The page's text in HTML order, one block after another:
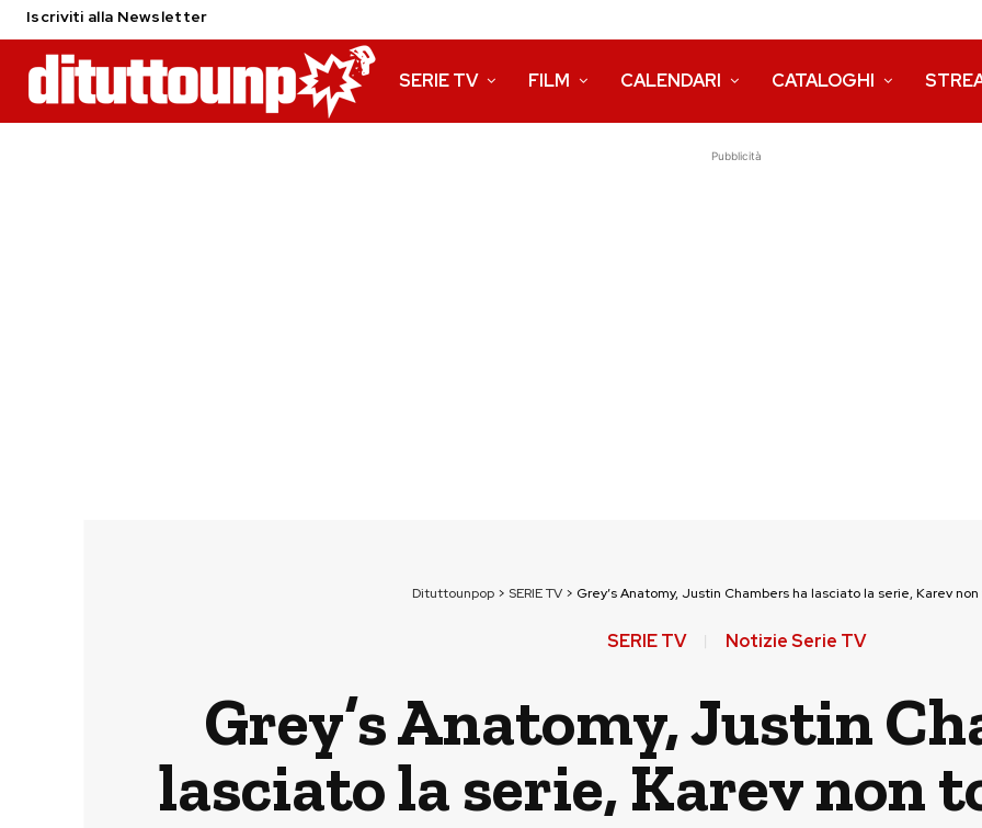
Iscriviti alla Newsletter
SERIE TV FILM CALENDARI CATALOGHI
Pubblicità
Dituttounpop > SERIE TV > Grey’s Anatomy, Justin Chambers ha lasciato la serie, Karev
SERIE TV Notizie Serie TV
Grey’s Anatomy, Justin
lasciato la serie, Karev non